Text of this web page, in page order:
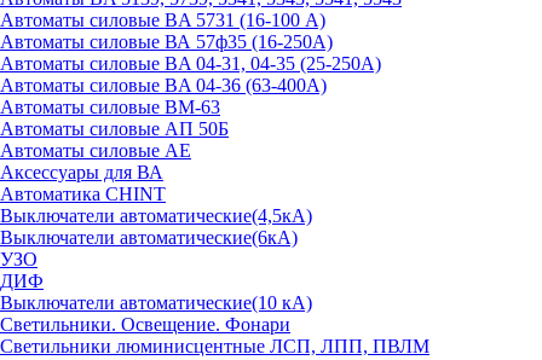
Автоматы силовые BA 5731 (16-100 А)
Автоматы силовые ВА 57ф35 (16-250А)
Автоматы силовые BA 04-31, 04-35 (25-250А)
Автоматы силовые BA 04-36 (63-400А)
Автоматы силовые ВМ-63
Автоматы силовые АП 50Б
Автоматы силовые АЕ
Аксессуары для ВА
Автоматика CHINT
Выключатели автоматические(4,5кА)
Выключатели автоматические(6кА)
УЗО
ДИФ
Выключатели автоматические(10 кА)
Светильники. Освещение. Фонари
Светильники люминисцентные ЛСП, ЛПП, ПВЛМ